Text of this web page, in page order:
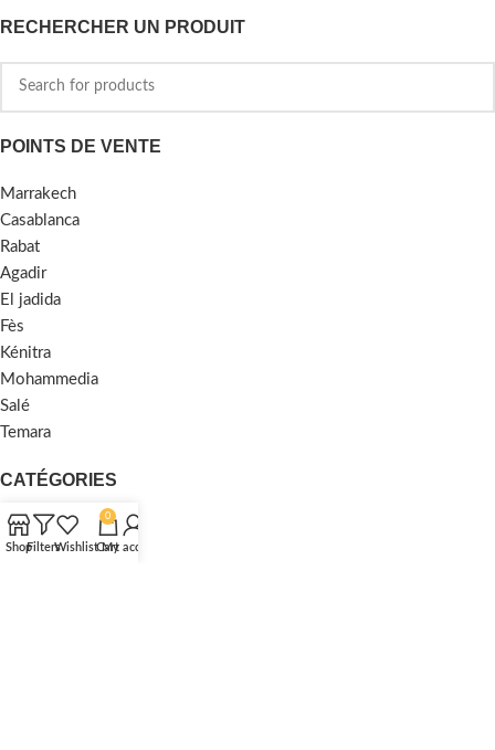
RECHERCHER UN PRODUIT
POINTS DE VENTE
Marrakech
Casablanca
Rabat
Agadir
El jadida
Fès
Kénitra
Mohammedia
Salé
Temara
CATÉGORIES
Traditionnel
Moderne
ShopFiltersWishlist
0
Cart
My account